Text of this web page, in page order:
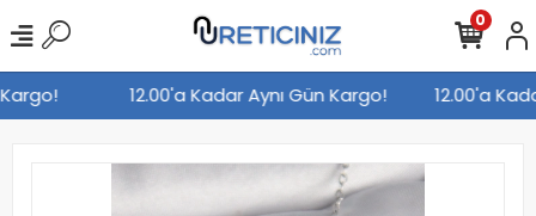
12.00'a Kadar Aynı Gün Kargo! 12.00'a
0